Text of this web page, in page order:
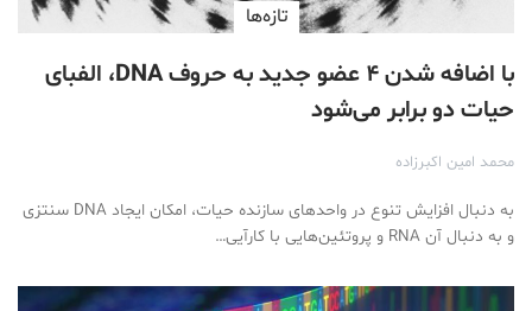
تازه‌ها
با اضافه شدن ۴ عضو جدید به حروف DNA، الفبای
حیات دو برابر می‌شود
محمد امین اکبرزاده
به دنبال افزایش تنوع در واحدهای سازنده حیات، امکان ایجاد DNA سنتزی
و به دنبال آن RNA و پروتئین‌هایی با کارآیی…